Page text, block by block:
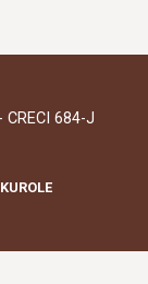
684-J
KUROLE